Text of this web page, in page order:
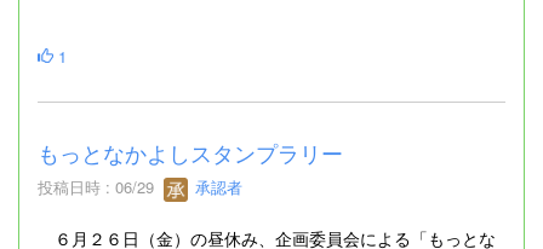
1
もっとなかよしスタンプラリー
投稿日時 : 06/29 承認者
６月２６日（金）の昼休み、企画委員会による「もっとな